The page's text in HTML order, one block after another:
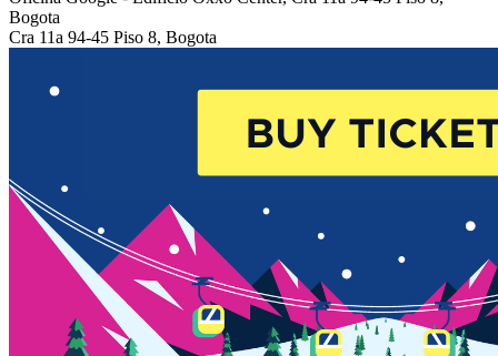
Bogota
Cra 11a 94-45 Piso 8, Bogota